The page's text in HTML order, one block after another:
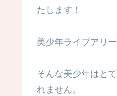
たします！
美少年ライブアリ
そんな美少年はと
れません。